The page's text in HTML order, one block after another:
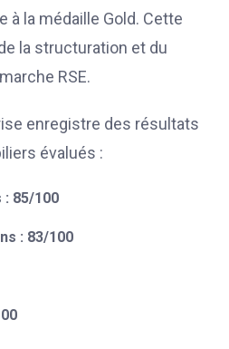
à la médaille Gold. Cette
la structuration et du
RSE.
enregistre des résultats
évalués :
85/100
: 83/100